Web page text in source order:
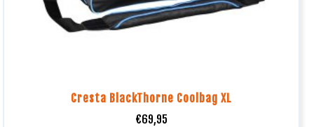
Cresta BlackThorne Coolbag XL
€69,95